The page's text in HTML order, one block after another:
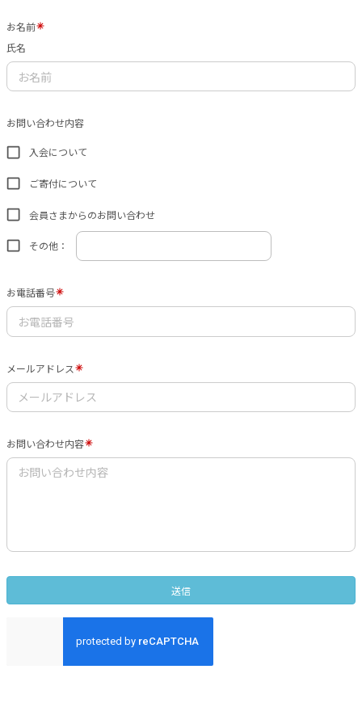
お名前
氏名
お問い合わせ内容
入会について
ご寄付について
会員さまからのお問い合わせ
その他：
お電話番号
メールアドレス
お問い合わせ内容
送信